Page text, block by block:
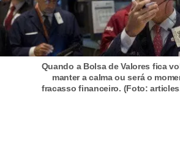
Quando a Bolsa de Valores fica
manter a calma ou será o
fracasso financeiro. (Foto:
f
n